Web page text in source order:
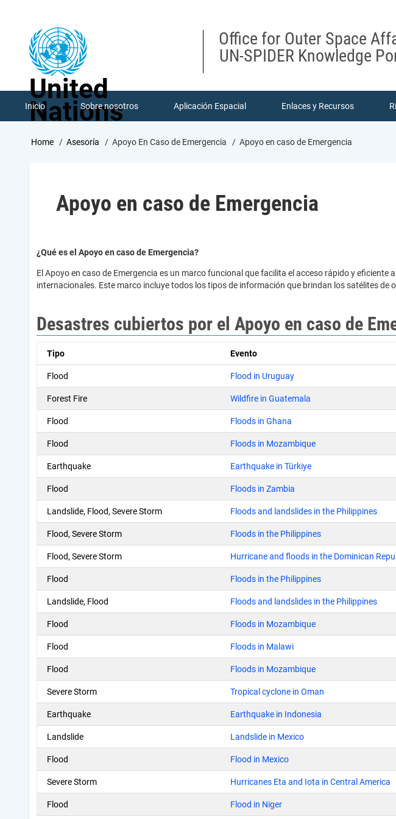
United
Nations
Office for Outer Space
UN-SPIDER Knowledge
Inicio Sobre nosotros Aplicación Espacial Enlaces y Recursos
Breadcrumb
Home Asesoría Apoyo En Caso de Emergencia Apoyo en caso de Emergencia
Apoyo en caso de Emergencia
¿Qué es el Apoyo en caso de Emergencia?
El Apoyo en caso de Emergencia es un marco funcional que facilita el acceso rápido y
internacionales. Este marco incluye todos los tipos de información que brindan los satélites
Desastres cubiertos por el Apoyo en caso de
Tipo Evento
Flood Flood in Uruguay
Forest Fire Wildfire in Guatemala
Flood Floods in Ghana
Flood Floods in Mozambique
Earthquake Earthquake in Türkiye
Flood Floods in Zambia
Landslide, Flood, Severe Storm Floods and landslides in the Philippines
Flood, Severe Storm Floods in the Philippines
Flood, Severe Storm Hurricane and floods in the Dominican
Flood Floods in the Philippines
Landslide, Flood Floods and landslides in the Philippines
Flood Floods in Mozambique
Flood Floods in Malawi
Flood Floods in Mozambique
Severe Storm Tropical cyclone in Oman
Earthquake Earthquake in Indonesia
Landslide Landslide in Mexico
Flood Flood in Mexico
Severe Storm Hurricanes Eta and Iota in Central America
Flood Flood in Niger